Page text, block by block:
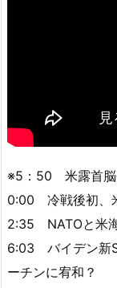
※5：50 米露首脳
0:00 冷戦後初、
2:35 NATOと米
6:03 バイデン新
ーチンに宥和？